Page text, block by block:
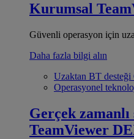
Kurumsal
Güvenli operasyon için
Daha fazla bilgi alın
Uzaktan BT desteği
Operasyonel
Gerçek
TeamViewer